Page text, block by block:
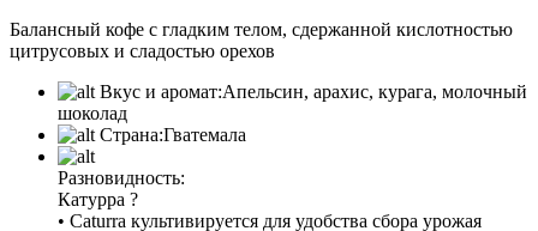
Балансный кофе с гладким телом, сдержанной кислотностью
цитрусовых и сладостью орехов
Вкус и аромат:Апельсин, арахис, курага, молочный
шоколад
Страна:Гватемала
Разновидность:
Катурра ?
• Caturra культивируется для удобства сбора урожая